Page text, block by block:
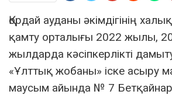
Қордай ауданы әкімдігінің
қамту орталығы 2022 жылы,
жылдарда кәсіпкерлікті
«Ұлттық жобаны» іске асыру
маусым айында № 7